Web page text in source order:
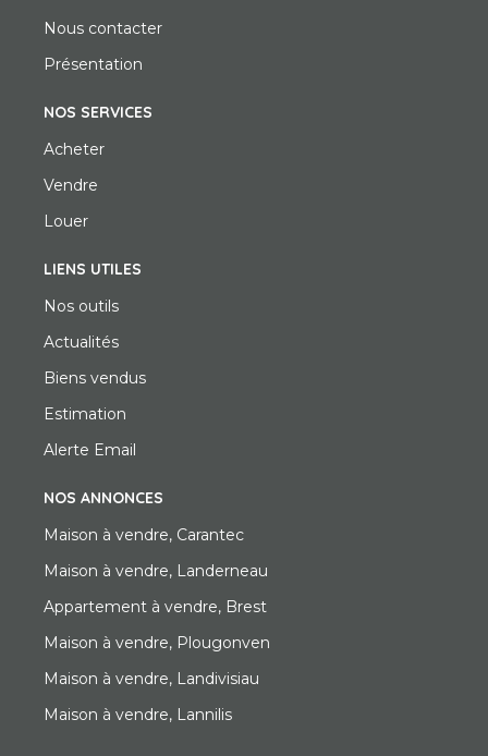
Nous contacter
Présentation
NOS SERVICES
Acheter
Vendre
Louer
LIENS UTILES
Nos outils
Actualités
Biens vendus
Estimation
Alerte Email
NOS ANNONCES
Maison à vendre, Carantec
Maison à vendre, Landerneau
Appartement à vendre, Brest
Maison à vendre, Plougonven
Maison à vendre, Landivisiau
Maison à vendre, Lannilis